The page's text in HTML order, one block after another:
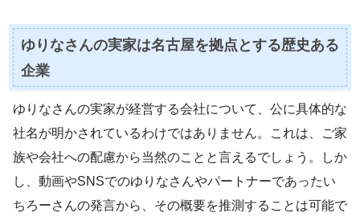
ゆりなさんの実家は名古屋を拠点とする歴史ある
企業
ゆりなさんの実家が経営する会社について、公に具体的な
社名が明かされているわけではありません。これは、ご家
族や会社への配慮から当然のことと言えるでしょう。しか
し、動画やSNSでのゆりなさんやパートナーであったい
ちろーさんの発言から、その概要を推測することは可能で